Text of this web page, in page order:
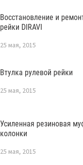
Восстановление и
рейки DIRAVI
25 мая, 2015
Втулка рулевой рейки
25 мая, 2015
Усиленная резиновая
колонки
25 мая, 2015